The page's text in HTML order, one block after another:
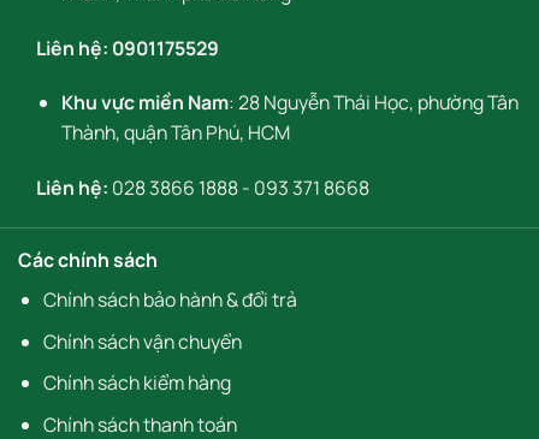
Liên hệ: 0901175529
Khu vực miền Nam: 28 Nguyễn Thái Học, phường Tân
Thành, quận Tân Phú, HCM
Liên hệ: 028 3866 1888- 093 371 8668
Các chính sách
Chính sách bảo hành & đổi trả
Chính sách vận chuyển
Chính sách kiểm hàng
Chính sách thanh toán